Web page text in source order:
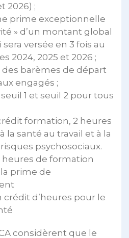
2026) ;
prime exceptionnelle
» d’un montant global
sera versée en 3 fois au
2024, 2025 et 2026 ;
barèmes de départ
engagés ;
1 et seuil 2 pour tous
formation, 2 heures
la santé au travail et à la
psychosociaux.
de formation
prime de
crédit d’heures pour le
considèrent que le